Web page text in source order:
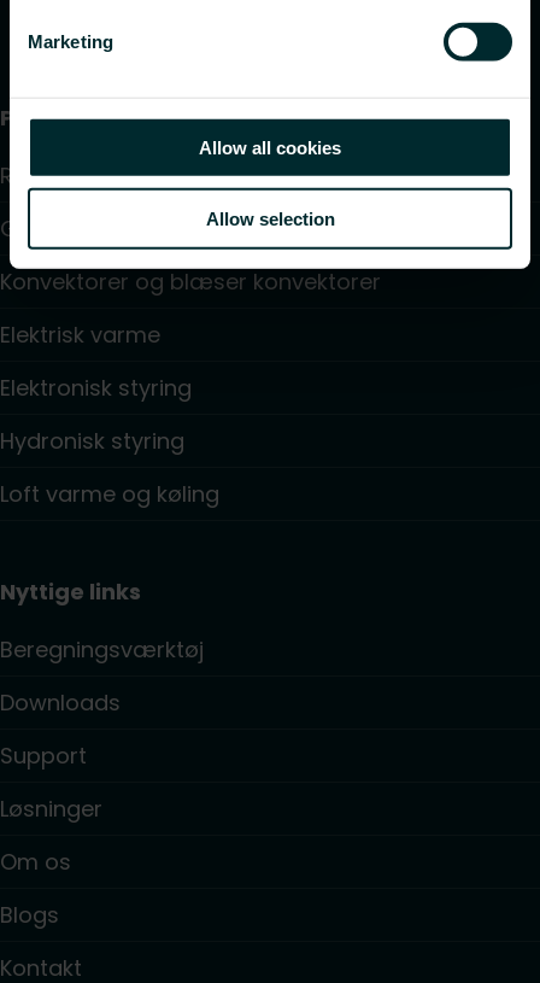
Marketing
Allow all cookies
Allow selection
Produkter
Radiator
Gulv varme og køling
Konvektorer og blæser konvektorer
Elektrisk varme
Elektronisk styring
Hydronisk styring
Loft varme og køling
Nyttige links
Beregningsværktøj
Downloads
Support
Løsninger
Om os
Blogs
Kontakt